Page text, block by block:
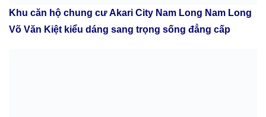
Khu căn hộ chung cư Akari City Nam Long Nam Long
Võ Văn Kiệt kiểu dáng sang trọng sống đẳng cấp